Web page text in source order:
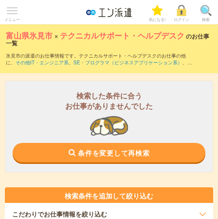
メニュー 気になる! ログイン 検索
富山県氷見市 × テクニカルサポート・ヘルプデスク のお仕事
一覧
氷見市の派遣のお仕事情報です。テクニカルサポート・ヘルプデスクのお仕事の他
に、 その他IT・エンジニア系、 SE・プログラマ（ビジネスアプリケーション系） 、 運
ト・ヘルプデスクのお仕事とは？とは？
検索した条件に合う
お仕事がありませんでした
条件を変更して再検索
検索条件を追加して絞り込む
こだわりでお仕事情報を絞り込む